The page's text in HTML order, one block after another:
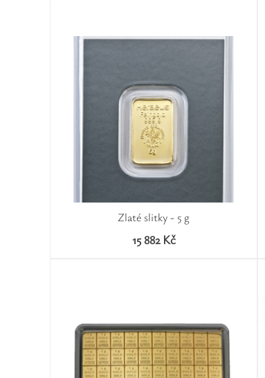
Zlaté slitky - 5 g
15 882 Kč